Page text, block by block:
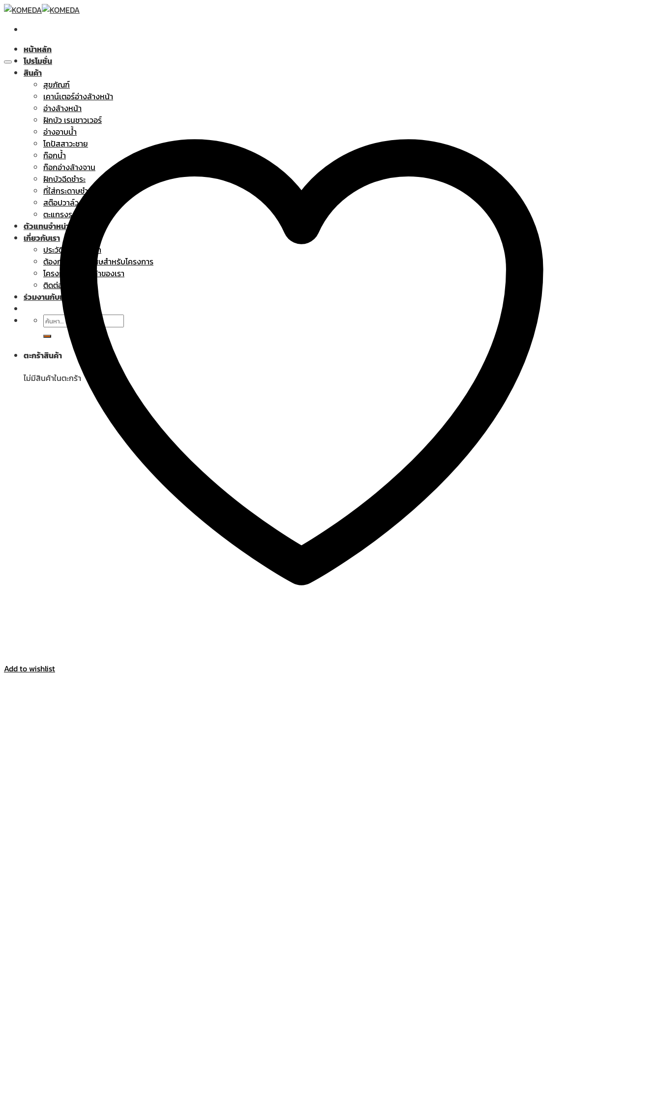
Skip
content
หน้าหลัก
โปรโมชั่น
สินค้า
สุขภัณฑ์
เคาน์เตอร์อ่างล้างหน้า
อ่างล้างหน้า
ฝักบัว เรนชาวเวอร์
อ่างอาบน้ำ
โถปัสสาวะชาย
ก๊อกน้ำ
ก๊อกอ่างล้างจาน
ฝักบัวฉีดชำระ
ที่ใส่กระดาษชำระ
สต๊อปวาล์ว
ตะแกรงระบายน้ำทิ้ง
ตัวแทนจำหน่าย
เกี่ยวกับเรา
ประวัติความเป็นมา
ต้องการราคาพิเศษสำหรับโครงการ
โครงการที่ใช้สินค้าของเรา
ติดต่อเรา
ร่วมงานกับเรา
ค้นหา:
ตะกร้าสินค้า
ไม่มีสินค้าในตะกร้า
Add to wishlist